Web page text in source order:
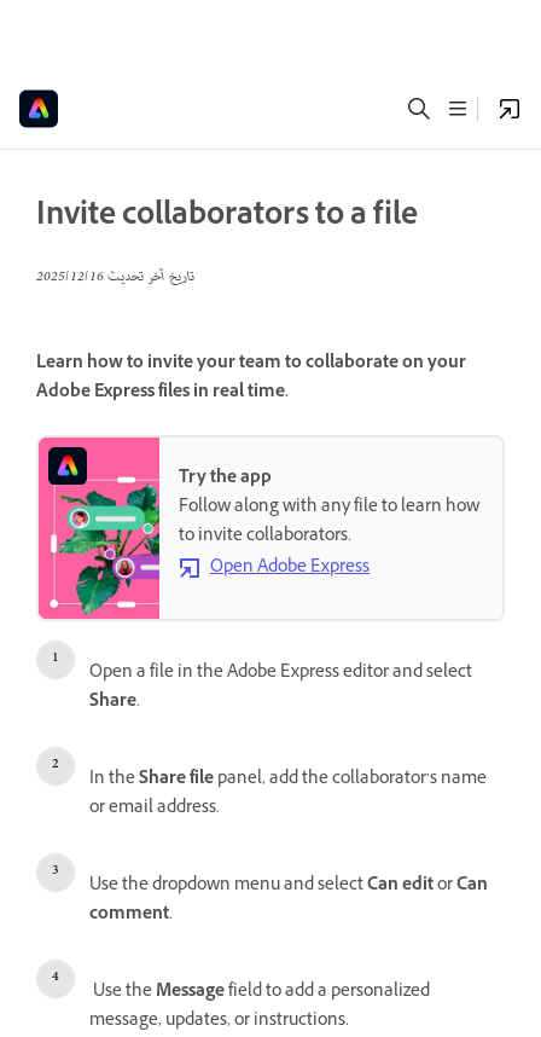
Invite collaborators to a file
تاريخ آخر تحديث16‏/12‏/2025
Learn how to invite your team to collaborate on your
Adobe Express files in real time.
Try the app
Follow along with any file to learn how
to invite collaborators.
Open Adobe Express
Open a file in the Adobe Express editor and select
Share.
In theShare filepanel, add the collaborator’s name
or email address.
Use the dropdown menu and selectCan editorCan
comment.
Use theMessagefield to add a personalized
message, updates, or instructions.